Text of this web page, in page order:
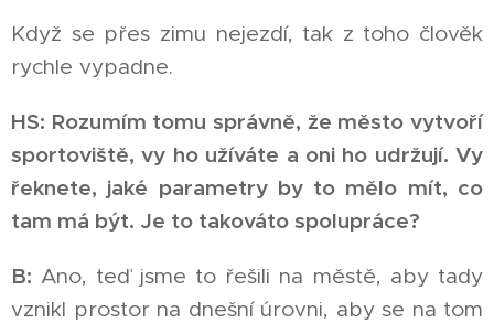
Když se přes zimu nejezdí, tak z toho člověk
rychle vypadne.
HS: Rozumím tomu správně, že město vytvoří
sportoviště, vy ho užíváte a oni ho udržují. Vy
řeknete, jaké parametry by to mělo mít, co
tam má být. Je to takováto spolupráce?
B: Ano, teď jsme to řešili na městě, aby tady
vznikl prostor na dnešní úrovni, aby se na tom